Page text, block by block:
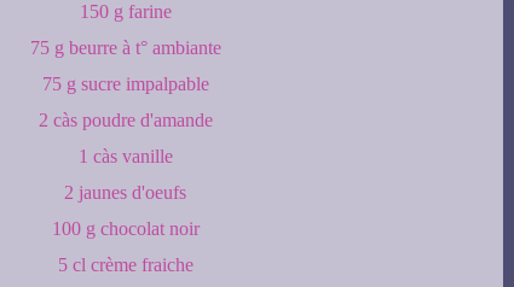
150 g farine
75 g beurre à t° ambiante
75 g sucre impalpable
2 càs poudre d'amande
1 càs vanille
2 jaunes d'oeufs
100 g chocolat noir
5 cl crème fraiche